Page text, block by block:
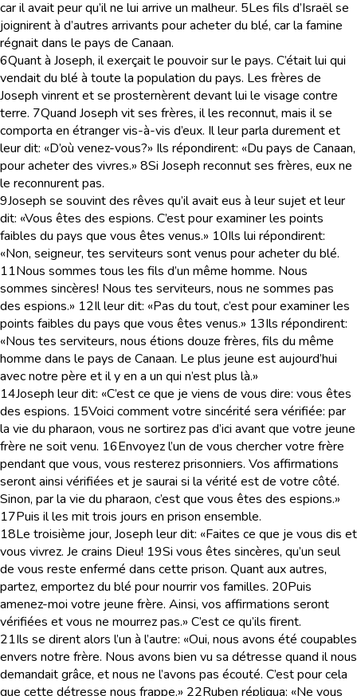
car il avait peur qu’il ne lui arrive un malheur. 5Les fils d’Israël se
joignirent à d’autres arrivants pour acheter du blé, car la famine
régnait dans le pays de Canaan.
6Quant à Joseph, il exerçait le pouvoir sur le pays. C’était lui qui
vendait du blé à toute la population du pays. Les frères de
Joseph vinrent et se prosternèrent devant lui le visage contre
terre. 7Quand Joseph vit ses frères, il les reconnut, mais il se
comporta en étranger vis-à-vis d’eux. Il leur parla durement et
leur dit: «D’où venez-vous?» Ils répondirent: «Du pays de Canaan,
pour acheter des vivres.» 8Si Joseph reconnut ses frères, eux ne
le reconnurent pas.
9Joseph se souvint des rêves qu’il avait eus à leur sujet et leur
dit: «Vous êtes des espions. C’est pour examiner les points
faibles du pays que vous êtes venus.» 10Ils lui répondirent:
«Non, seigneur, tes serviteurs sont venus pour acheter du blé.
11Nous sommes tous les fils d’un même homme. Nous
sommes sincères! Nous tes serviteurs, nous ne sommes pas
des espions.» 12Il leur dit: «Pas du tout, c’est pour examiner les
points faibles du pays que vous êtes venus.» 13Ils répondirent:
«Nous tes serviteurs, nous étions douze frères, fils du même
homme dans le pays de Canaan. Le plus jeune est aujourd’hui
avec notre père et il y en a un qui n’est plus là.»
14Joseph leur dit: «C’est ce que je viens de vous dire: vous êtes
des espions. 15Voici comment votre sincérité sera vérifiée: par
la vie du pharaon, vous ne sortirez pas d’ici avant que votre jeune
frère ne soit venu. 16Envoyez l’un de vous chercher votre frère
pendant que vous, vous resterez prisonniers. Vos affirmations
seront ainsi vérifiées et je saurai si la vérité est de votre côté.
Sinon, par la vie du pharaon, c’est que vous êtes des espions.»
17Puis il les mit trois jours en prison ensemble.
18Le troisième jour, Joseph leur dit: «Faites ce que je vous dis et
vous vivrez. Je crains Dieu! 19Si vous êtes sincères, qu’un seul
de vous reste enfermé dans cette prison. Quant aux autres,
partez, emportez du blé pour nourrir vos familles. 20Puis
amenez-moi votre jeune frère. Ainsi, vos affirmations seront
vérifiées et vous ne mourrez pas.» C’est ce qu’ils firent.
21Ils se dirent alors l’un à l’autre: «Oui, nous avons été coupables
envers notre frère. Nous avons bien vu sa détresse quand il nous
demandait grâce, et nous ne l’avons pas écouté. C’est pour cela
que cette détresse nous frappe.» 22Ruben répliqua: «Ne vous